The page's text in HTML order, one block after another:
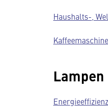
Haushalts-,